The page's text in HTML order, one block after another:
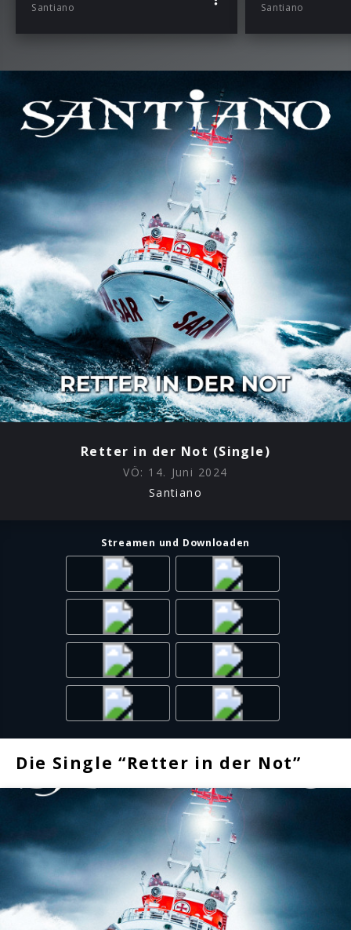
am 13.09.2024; die 2nd Edition „Doggerland – SOS ins
Promotionleitung: Heiner
Peschmann
Heiner.Peschmann@umusic.com)
TV-Promotion: Kathrin
Lang (kathrin.lang@klangpr.de
Print- & Online-Promotion: Alexandra Dörrie
(alexandra@another-dimension.net
Radio: Reinhard
Meynen (
Reinhard.Meynen@t-
online.de)
Santiano Santiano
Retter in der Not (Single)
VÖ: 14. Juni 2024
Santiano
Streamen und Downloaden
Die Single “Retter in der Not”